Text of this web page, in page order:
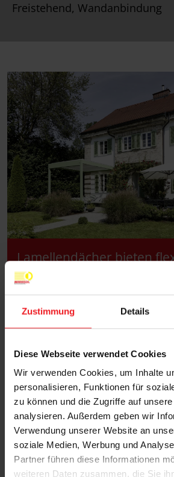
Zustimmung Details
Diese Webseite verwendet Cookies
Wir verwenden Cookies, um Inhalte
personalisieren, Funktionen für
zu können und die Zugriffe auf
analysieren. Außerdem geben wir
Verwendung unserer Website an
soziale Medien, Werbung und
Partner führen diese Informationen
weiteren Daten zusammen, die Sie
Freistehend, Wandanbindung
Lamellendächer bieten
Sonnenschutz und
angenehme
Freien.